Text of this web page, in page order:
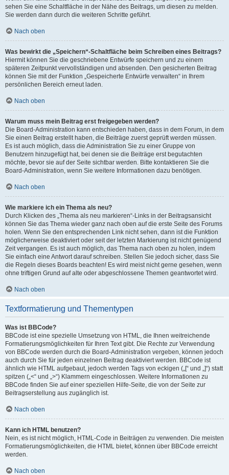
sehen Sie eine Schaltfläche in der Nähe des Beitrags, um diesen zu melden.
Sie werden dann durch die weiteren Schritte geführt.
Nach oben
Was bewirkt die „Speichern“-Schaltfläche beim Schreiben eines Beitrags?
Hiermit können Sie die geschriebene Entwürfe speichern und zu einem
späteren Zeitpunkt vervollständigen und absenden. Den gesicherten Beitrag
können Sie mit der Funktion „Gespeicherte Entwürfe verwalten“ in Ihrem
persönlichen Bereich erneut laden.
Nach oben
Warum muss mein Beitrag erst freigegeben werden?
Die Board-Administration kann entschieden haben, dass in dem Forum, in dem
Sie einen Beitrag erstellt haben, die Beiträge zuerst geprüft werden müssen.
Es ist auch möglich, dass die Administration Sie zu einer Gruppe von
Benutzern hinzugefügt hat, bei denen sie die Beiträge erst begutachten
möchte, bevor sie auf der Seite sichtbar werden. Bitte kontaktieren Sie die
Board-Administration, wenn Sie weitere Informationen dazu benötigen.
Nach oben
Wie markiere ich ein Thema als neu?
Durch Klicken des „Thema als neu markieren“-Links in der Beitragsansicht
können Sie das Thema wieder ganz nach oben auf die erste Seite des Forums
holen. Wenn Sie den entsprechenden Link nicht sehen, dann ist die Funktion
möglicherweise deaktiviert oder seit der letzten Markierung ist nicht genügend
Zeit vergangen. Es ist auch möglich, das Thema nach oben zu holen, indem
Sie einfach eine Antwort darauf schreiben. Stellen Sie jedoch sicher, dass Sie
die Regeln dieses Boards beachten! Es wird meist nicht gerne gesehen, wenn
ohne triftigen Grund auf alte oder abgeschlossene Themen geantwortet wird.
Nach oben
Textformatierung und Thementypen
Was ist BBCode?
BBCode ist eine spezielle Umsetzung von HTML, die Ihnen weitreichende
Formatierungsmöglichkeiten für Ihren Text gibt. Die Rechte zur Verwendung
von BBCode werden durch die Board-Administration vergeben, können jedoch
auch durch Sie für jeden einzelnen Beitrag deaktiviert werden. BBCode ist
ähnlich wie HTML aufgebaut, jedoch werden Tags von eckigen („[“ und „]“) statt
spitzen („<“ und „>“) Klammern eingeschlossen. Weitere Informationen zu
BBCode finden Sie auf einer speziellen Hilfe-Seite, die von der Seite zur
Beitragserstellung aus zugänglich ist.
Nach oben
Kann ich HTML benutzen?
Nein, es ist nicht möglich, HTML-Code in Beiträgen zu verwenden. Die meisten
Formatierungsmöglichkeiten, die HTML bietet, können über BBCode erreicht
werden.
Nach oben